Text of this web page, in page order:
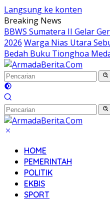
Langsung ke konten
Breaking News
BBWS Sumatera II Gelar
2026 Warga Nias Utara
Bedah Buku Tionghoa
HOME
PEMERINTAH
POLITIK
EKBIS
SPORT